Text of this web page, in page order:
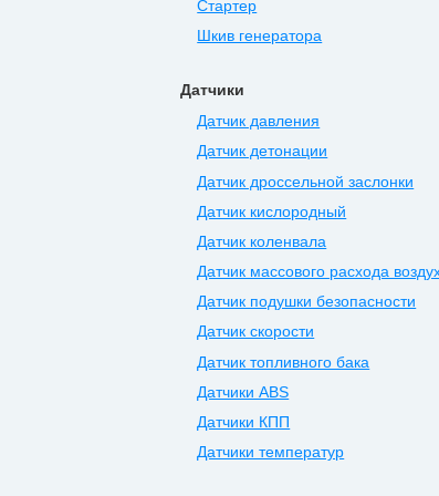
Стартер
Шкив генератора
Датчики
Датчик давления
Датчик детонации
Датчик дроссельной заслонки
Датчик кислородный
Датчик коленвала
Датчик массового расхода
Датчик подушки безопасности
Датчик скорости
Датчик топливного бака
Датчики ABS
Датчики КПП
Датчики температур